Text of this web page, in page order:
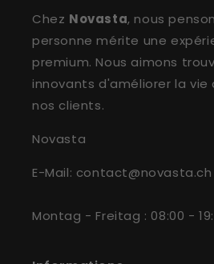
Chez Novasta, nous
personne mérite une
premium. Nous aimons
innovants d'améliorer la vie
nos clients.
Novasta
E-Mail: contact@novasta.ch
Montag - Freitag : 08:00 -